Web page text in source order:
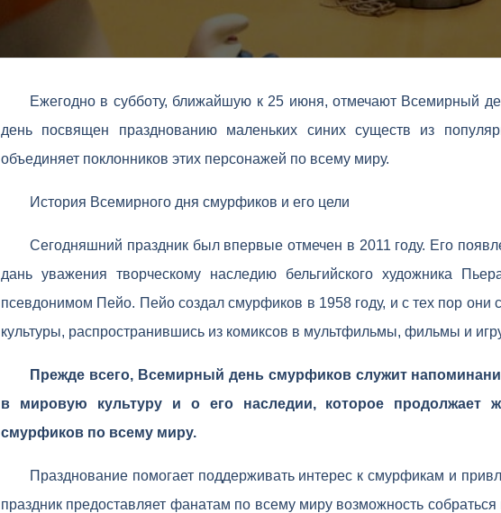
Ежегодно в субботу, ближайшую к 25 июня, отмечают Всемирный
день посвящен празднованию маленьких синих существ из
объединяет поклонников этих персонажей по всему миру.
История Всемирного дня смурфиков и его цели
Сегодняшний праздник был впервые отмечен в 2011 году. Его
дань уважения творческому наследию бельгийского художника
псевдонимом Пейо. Пейо создал смурфиков в 1958 году, и с тех пор они
культуры, распространившись из комиксов в мультфильмы, фильмы и
Прежде всего, Всемирный день смурфиков служит
в мировую культуру и о его наследии, которое продолжает
смурфиков по всему миру.
Празднование помогает поддерживать интерес к смурфикам и
праздник предоставляет фанатам по всему миру возможность